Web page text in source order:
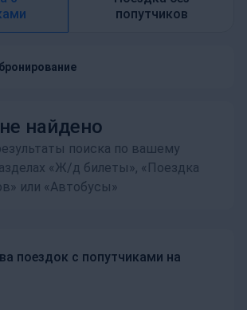
попутчиков
найдено
поиска по вашему
«Ж/д билеты», «Поездка
или «Автобусы»
поездок с попутчиками на